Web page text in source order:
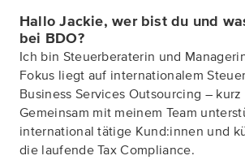
Hallo Jackie, wer bist du und
bei BDO?
Ich bin Steuerberaterin und
Fokus liegt auf internationalem
Business Services Outsourcing – kurz
Gemeinsam mit meinem Team
international tätige Kund:innen und
die laufende Tax Compliance.